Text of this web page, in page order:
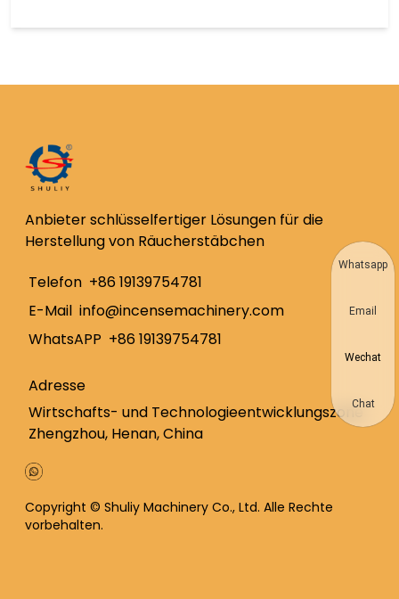
Anbieter schlüsselfertiger Lösungen für die
Herstellung von Räucherstäbchen
Telefon +86 19139754781
E-Mail info@incensemachinery.com
WhatsAPP +86 19139754781
Adresse
Wirtschafts- und Technologieentwicklungszone
Zhengzhou, Henan, China
Copyright © Shuliy Machinery Co., Ltd. Alle Rechte
vorbehalten.
Whatsapp
Email
Wechat
Chat